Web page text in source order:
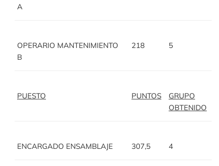
A
OPERARIO MANTENIMIENTO
B
218 5
PUESTO PUNTOS
GRUPO
OBTENIDO
ENCARGADO ENSAMBLAJE 307,5 4